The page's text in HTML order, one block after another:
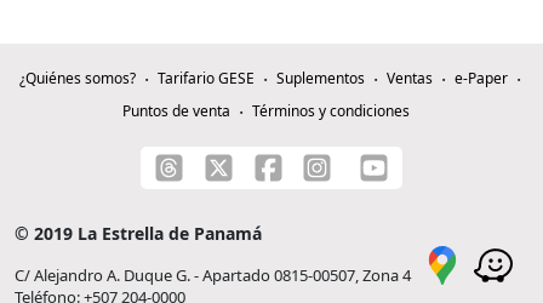
¿Quiénes somos? Tarifario GESE Suplementos Ventas
e-Paper
Puntos de venta
Términos y condiciones
© 2019 La Estrella de Panamá
C/ Alejandro A. Duque G. - Apartado 0815-00507, Zona 4
Teléfono: +507 204-0000